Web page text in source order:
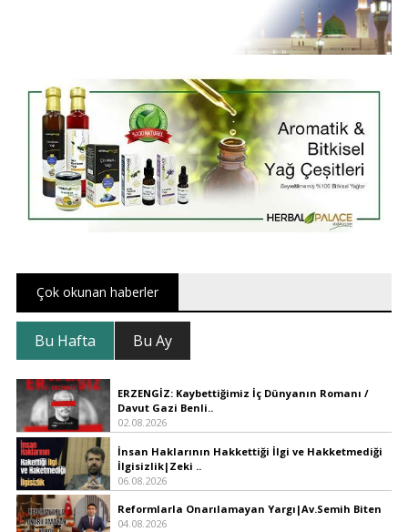
Çok okunan haberler
Bu Hafta Bu Ay
ERZENGİZ: Kaybettiğimiz İç Dünyanın Romanı /
Davut Gazi Benli..
02.08.2026
İnsan Haklarının Hakkettiği İlgi ve Hakketmediği
İlgisizlik|Zeki ..
06.08.2026
Reformlarla Onarılamayan Yargı|Av.Semih Biten
04.08.2026